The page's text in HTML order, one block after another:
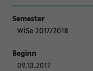
WiSe 2017/2018
09.10.2017